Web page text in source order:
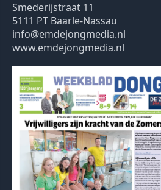
Smederijstraat 11
5111 PT Baarle-Nassau
info@emdejongmedia.nl
www.emdejongmedia.nl